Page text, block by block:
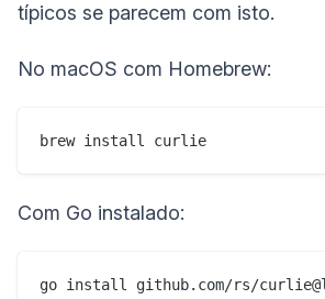
típicos se parecem com isto.
No macOS com Homebrew:
Com Go instalado: